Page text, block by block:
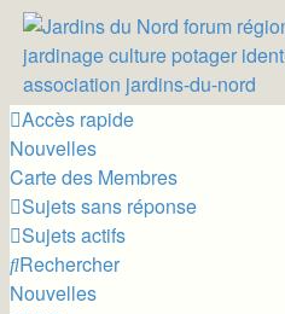
Accès rapide
Nouvelles
Carte des Membres
Sujets sans réponse
Sujets actifs
Rechercher
Nouvelles